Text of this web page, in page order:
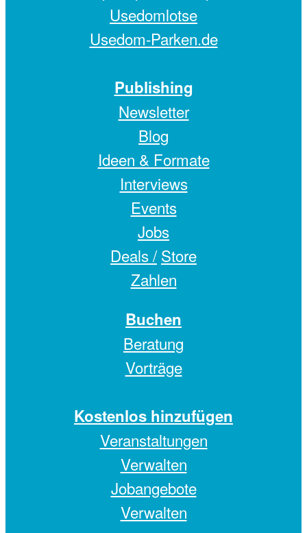
Usedomlotse
Usedom-Parken.de
Publishing
Newsletter
Blog
Ideen & Formate
Interviews
Events
Jobs
Deals / Store
Zahlen
Buchen
Beratung
Vorträge
Kostenlos hinzufügen
Veranstaltungen
Verwalten
Jobangebote
Verwalten